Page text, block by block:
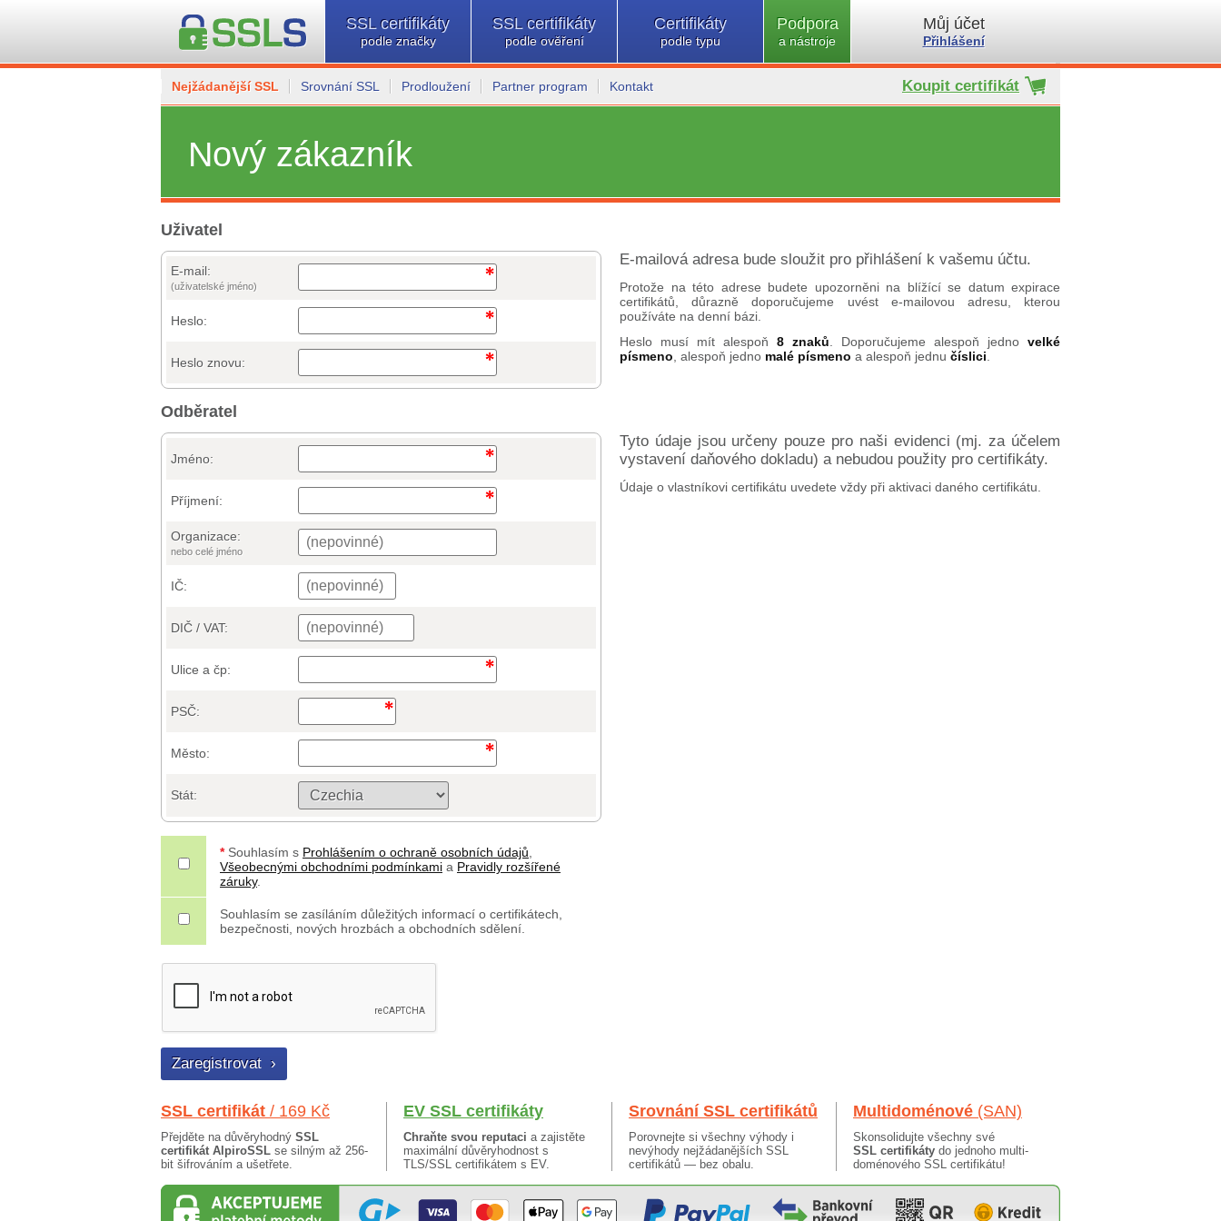
SSL certifikáty
podle značky
SSL certifikáty
podle ověření
Certifikáty
podle typu
Podpora
a nástroje
Můj účet
Přihlášení
Nejžádanější SSL Srovnání SSL Prodloužení Partner program Kontakt Koupit certifikát
Nový zákazník
Uživatel
E-mail:
(uživatelské jméno)
Heslo:
Heslo znovu:
E-mailová adresa bude sloužit pro přihlášení k vašemu účtu.
Protože na této adrese budete upozorněni na blížící se datum expirace
certifikátů, důrazně doporučujeme uvést e-mailovou adresu, kterou
používáte na denní bázi.
Heslo musí mít alespoň 8 znaků . Doporučujeme alespoň jedno velké
písmeno , alespoň jedno malé písmeno a alespoň jednu číslici
Odběratel
Jméno:
Příjmení:
Organizace:
nebo celé jméno
IČ:
DIČ / VAT:
Ulice a čp:
PSČ:
Město:
Stát:
* Souhlasím s Prohlášením o ochraně osobních údajů
Všeobecnými obchodními podmínkami a Pravidly rozšířené
záruky.
Souhlasím se zasíláním důležitých informací o certifikátech,
bezpečnosti, nových hrozbách a obchodních sdělení.
Tyto údaje jsou určeny pouze pro naši evidenci (mj. za účelem
vystavení daňového dokladu) a nebudou použity pro certifikáty.
Údaje o vlastníkovi certifikátu uvedete vždy při aktivaci daného certifikátu.
SSL certifikát / 169 Kč
Přejděte na důvěryhodný SSL
certifikát AlpiroSSL se silným až 256-
bit šifrováním a ušetřete.
EV SSL certifikáty
Chraňte svou reputaci a zajistěte
maximální důvěryhodnost s
TLS/SSL certifikátem s EV.
Srovnání SSL certifikátů
Porovnejte si všechny výhody i
nevýhody nejžádanějších SSL
certifikátů — bez obalu.
Multidoménové (SAN)
Skonsolidujte všechny své
SSL certifikáty do jednoho multi-
doménového SSL certifikátu!